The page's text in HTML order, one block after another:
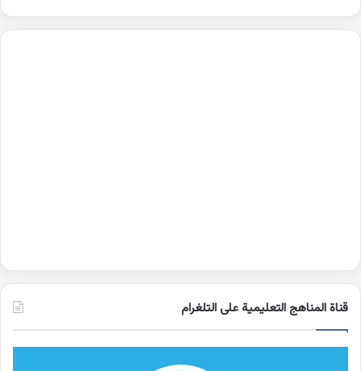
قناة المناهج التعليمية على التلغرام